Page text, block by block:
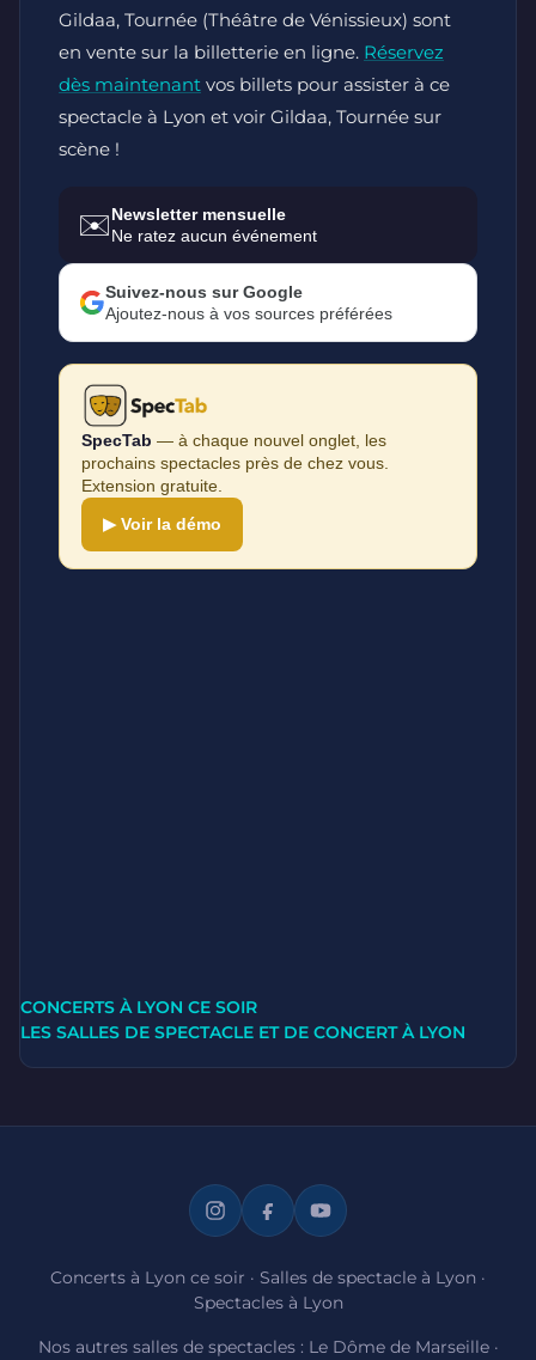
Gildaa, Tournée (Théâtre de Vénissieux) sont
en vente sur la billetterie en ligne. Réservez
dès maintenant vos billets pour assister à ce
spectacle à Lyon et voir Gildaa, Tournée sur
scène !
✉️Newsletter mensuelle
Ne ratez aucun événement
Suivez-nous sur Google
Ajoutez-nous à vos sources préférées
SpecTab — à chaque nouvel onglet, les
prochains spectacles près de chez vous.
Extension gratuite.
▶ Voir la démo
CONCERTS À LYON CE SOIR
LES SALLES DE SPECTACLE ET DE CONCERT À LYON
Concerts à Lyon ce soir · Salles de spectacle à Lyon ·
Spectacles à Lyon
Nos autres salles de spectacles : Le Dôme de Marseille·